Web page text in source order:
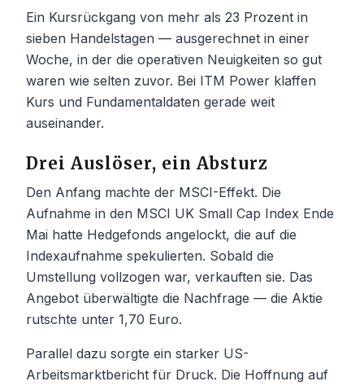
Ein Kursrückgang von mehr als 23 Prozent in
sieben Handelstagen — ausgerechnet in einer
Woche, in der die operativen Neuigkeiten so gut
waren wie selten zuvor. Bei ITM Power klaffen
Kurs und Fundamentaldaten gerade weit
auseinander.
Drei Auslöser, ein Absturz
Den Anfang machte der MSCI-Effekt. Die
Aufnahme in den MSCI UK Small Cap Index Ende
Mai hatte Hedgefonds angelockt, die auf die
Indexaufnahme spekulierten. Sobald die
Umstellung vollzogen war, verkauften sie. Das
Angebot überwältigte die Nachfrage — die Aktie
rutschte unter 1,70 Euro.
Parallel dazu sorgte ein starker US-
Arbeitsmarktbericht für Druck. Die Hoffnung auf